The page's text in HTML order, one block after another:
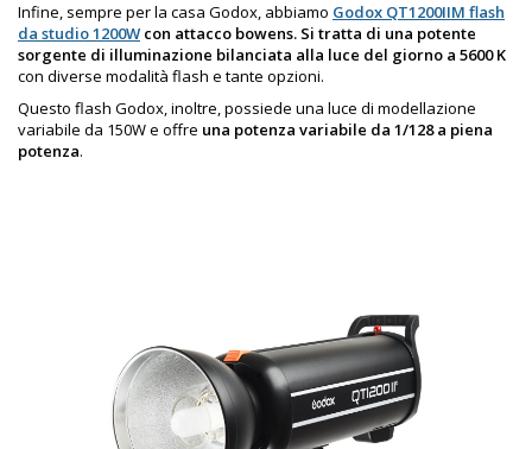
Infine, sempre per la casa Godox, abbiamo Godox QT1200IIM flash
da studio 1200W con attacco bowens. Si tratta di una potente
sorgente di illuminazione bilanciata alla luce del giorno a 5600 K
con diverse modalità flash e tante opzioni.
Questo flash Godox, inoltre, possiede una luce di modellazione
variabile da 150W e offre una potenza variabile da 1/128 a piena
potenza.